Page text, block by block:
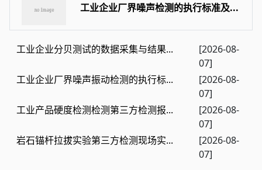
工业企业厂界噪声检测的执行标准及...
工业企业分贝测试的数据采集与结果...
[2026-08-
07]
工业企业厂界噪声振动检测的执行标...
[2026-08-
07]
工业产品硬度检测检测第三方检测报...
[2026-08-
07]
岩石锚杆拉拔实验第三方检测现场实...
[2026-08-
07]